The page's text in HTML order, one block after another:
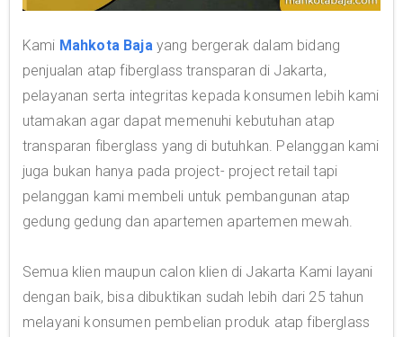
Kami Mahkota Baja yang bergerak dalam bidang
penjualan atap fiberglass transparan di Jakarta,
pelayanan serta integritas kepada konsumen lebih kami
utamakan agar dapat memenuhi kebutuhan atap
transparan fiberglass yang di butuhkan. Pelanggan kami
juga bukan hanya pada project- project retail tapi
pelanggan kami membeli untuk pembangunan atap
gedung gedung dan apartemen apartemen mewah.
Semua klien maupun calon klien di Jakarta Kami layani
dengan baik, bisa dibuktikan sudah lebih dari 25 tahun
melayani konsumen pembelian produk atap fiberglass